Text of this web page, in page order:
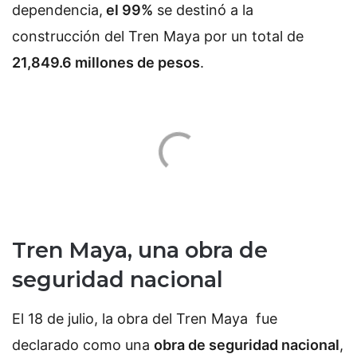
dependencia, el 99% se destinó a la
construcción del Tren Maya por un total de
21,849.6 millones de pesos.
Tren Maya, una obra de
seguridad nacional
El 18 de julio, la obra del Tren Maya fue
declarado como una obra de seguridad nacional,